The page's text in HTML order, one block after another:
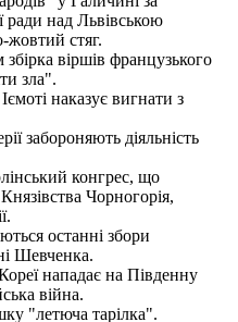
ради над Львівською
стяг.
віршів французького
зла".
наказує вигнати з
забороняють діяльність
конгрес, що
Чорногорія,
останні збори
Шевченка.
нападає на Південну
війна.
"летюча тарілка".